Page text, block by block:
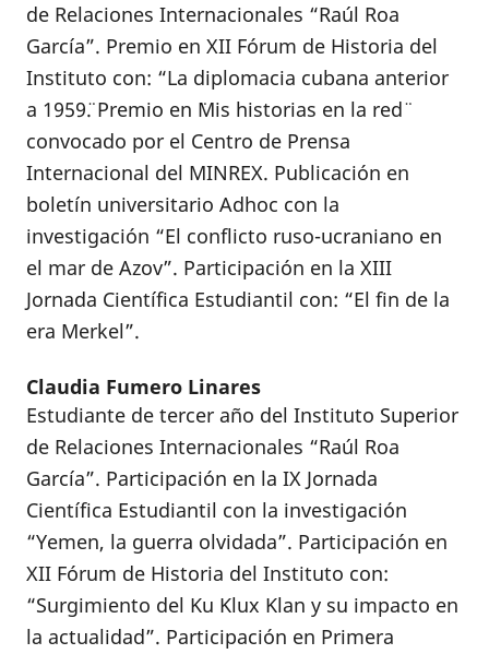
de Relaciones Internacionales “Raúl Roa
García”. Premio en XII Fórum de Historia del
Instituto con: “La diplomacia cubana anterior
a 1959¨. Premio en ¨Mis historias en la red¨
convocado por el Centro de Prensa
Internacional del MINREX. Publicación en
boletín universitario Adhoc con la
investigación “El conflicto ruso-ucraniano en
el mar de Azov”. Participación en la XIII
Jornada Científica Estudiantil con: “El fin de la
era Merkel”.
Claudia Fumero Linares
Estudiante de tercer año del Instituto Superior
de Relaciones Internacionales “Raúl Roa
García”. Participación en la IX Jornada
Científica Estudiantil con la investigación
“Yemen, la guerra olvidada”. Participación en
XII Fórum de Historia del Instituto con:
“Surgimiento del Ku Klux Klan y su impacto en
la actualidad”. Participación en Primera